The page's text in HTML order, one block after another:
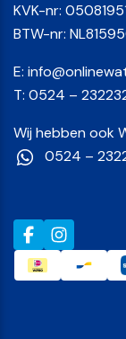
KVK-nr:
BTW-nr:
E:
T: 0524 –
Wij hebben ook
0524 –